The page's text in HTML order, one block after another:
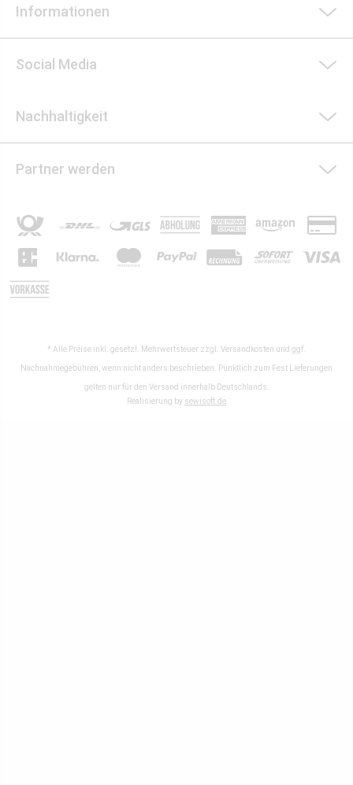
Informationen
Social Media
Nachhaltigkeit
Partner werden
* Alle Preise inkl. gesetzl. Mehrwertsteuer zzgl. Versandkosten und ggf.
Nachnahmegebühren, wenn nicht anders beschrieben. Pünktlich zum Fest Lieferungen
gelten nur für den Versand innerhalb Deutschlands.
Realisierung by sewisoft.de